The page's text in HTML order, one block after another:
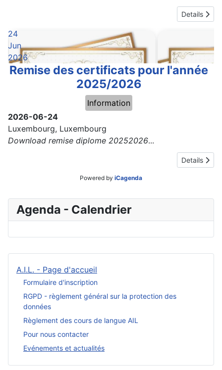
A.I.L. - Page d'accueil
Formulaire d'inscription
RGPD - règlement général sur la protection des
données
Règlement des cours de langue AIL
Pour nous contacter
Evénements et actualités
Details
24
Jun
2026
Remise des certificats pour l'année
2025/2026
Information
2026-06-24
Luxembourg, Luxembourg
Download remise diplome 20252026...
Details
Powered by iCagenda
Agenda - Calendrier